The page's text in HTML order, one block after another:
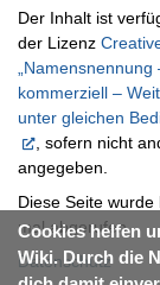
Cookies helfen
Wiki. Durch die
Der Inhalt ist
der Lizenz
„Namensnennung
kommerziell –
unter gleichen
, sofern nicht
angegeben.
Diese Seite wurde
mal abgerufen.
Datenschutz